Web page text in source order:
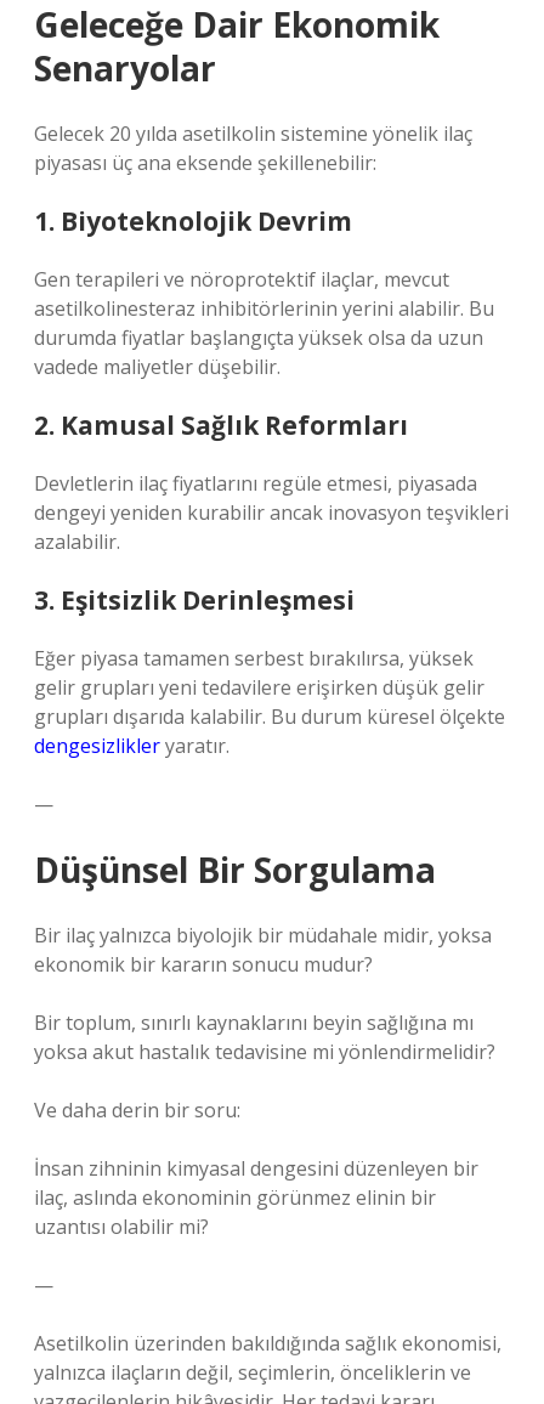
Geleceğe Dair Ekonomik
Senaryolar
Gelecek 20 yılda asetilkolin sistemine yönelik ilaç
piyasası üç ana eksende şekillenebilir:
1. Biyoteknolojik Devrim
Gen terapileri ve nöroprotektif ilaçlar, mevcut
asetilkolinesteraz inhibitörlerinin yerini alabilir. Bu
durumda fiyatlar başlangıçta yüksek olsa da uzun
vadede maliyetler düşebilir.
2. Kamusal Sağlık Reformları
Devletlerin ilaç fiyatlarını regüle etmesi, piyasada
dengeyi yeniden kurabilir ancak inovasyon teşvikleri
azalabilir.
3. Eşitsizlik Derinleşmesi
Eğer piyasa tamamen serbest bırakılırsa, yüksek
gelir grupları yeni tedavilere erişirken düşük gelir
grupları dışarıda kalabilir. Bu durum küresel ölçekte
dengesizlikleryaratır.
—
Düşünsel Bir Sorgulama
Bir ilaç yalnızca biyolojik bir müdahale midir, yoksa
ekonomik bir kararın sonucu mudur?
Bir toplum, sınırlı kaynaklarını beyin sağlığına mı
yoksa akut hastalık tedavisine mi yönlendirmelidir?
Ve daha derin bir soru:
İnsan zihninin kimyasal dengesini düzenleyen bir
ilaç, aslında ekonominin görünmez elinin bir
uzantısı olabilir mi?
—
Asetilkolin üzerinden bakıldığında sağlık ekonomisi,
yalnızca ilaçların değil, seçimlerin, önceliklerin ve